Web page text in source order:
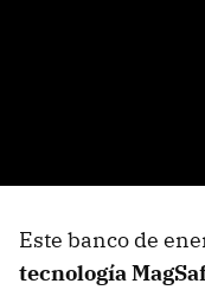
Este banco de
tecnología